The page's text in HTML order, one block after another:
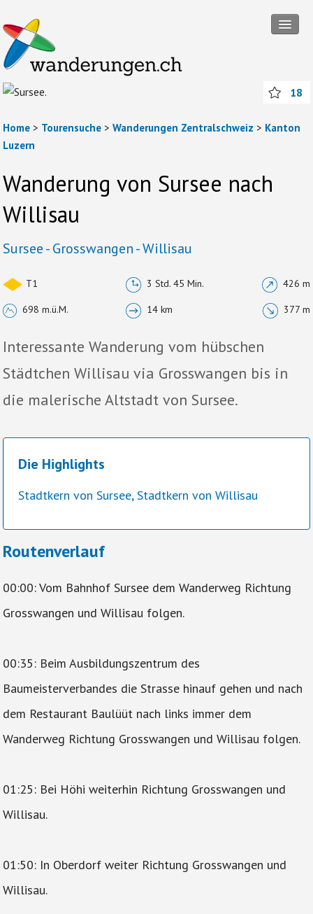
Tourensuche
Wanderregionen
Rund ums Wandern
Abos und Packages
18
Home > Tourensuche > Wanderungen Zentralschweiz > Kanton
Luzern
Wanderung von Sursee nach
Willisau
Sursee - Grosswangen - Willisau
T1 3 Std. 45 Min. 426 m
698 m.ü.M. 14 km 377 m
Interessante Wanderung vom hübschen
Städtchen Willisau via Grosswangen bis in
die malerische Altstadt von Sursee.
Die Highlights
Stadtkern von Sursee, Stadtkern von Willisau
Routenverlauf
00:00: Vom Bahnhof Sursee dem Wanderweg Richtung
Grosswangen und Willisau folgen.
00:35: Beim Ausbildungszentrum des
Baumeisterverbandes die Strasse hinauf gehen und nach
dem Restaurant Baulüüt nach links immer dem
Wanderweg Richtung Grosswangen und Willisau folgen.
01:25: Bei Höhi weiterhin Richtung Grosswangen und
Willisau.
01:50: In Oberdorf weiter Richtung Grosswangen und
Willisau.